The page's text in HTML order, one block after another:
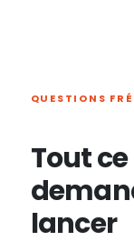
QUESTIONS
Tout
lancer